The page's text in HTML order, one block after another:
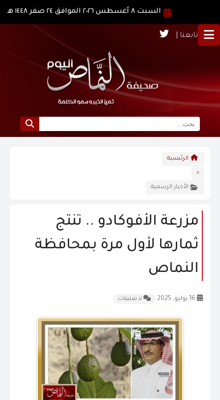
السبت ٨ أغسطس ٢٠٢٦ الموافق ٢٤ صفر ١٤٤٨ هـ
تابعنا |
نبذة عن النماص
الرؤية و الرسالة
الاخبار
الرئيسية
»
الأخبار الرسمية
مزرعة الأفوكادو .. تنتج
ثمارها لأول مرة بمحافظة
النماص
لا تعليقات